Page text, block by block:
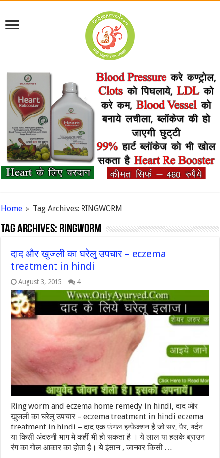
Home » Tag Archives: RINGWORM
Tag Archives: RINGWORM
दाद और खुजली का घरेलु उपचार – eczema
treatment in hindi
August 3, 2015 4
Ring worm and eczema home remedy in hindi, दाद और
खुजली का घरेलु उपचार – eczema treatment in hindi eczema
treatment in hindi – दाद एक फंगल इन्फेक्शन है जो सर, पैर, गर्दन
या किसी अंदरुनी भाग मे कहीं भी हो सकता है । ये लाल या हलके ब्राउन
रंग का गोल आकार का होता है। ये इंसान , जानवर किसी …